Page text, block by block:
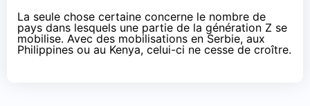
La seule chose certaine concerne le nombre de
pays dans lesquels une partie de la génération Z se
mobilise. Avec des mobilisations en Serbie, aux
Philippines ou au Kenya, celui-ci ne cesse de croître.